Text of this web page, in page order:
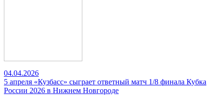
04.04.2026
5 апреля «Кузбасс» сыграет ответный матч 1/8 финала Кубка
России 2026 в Нижнем Новгороде